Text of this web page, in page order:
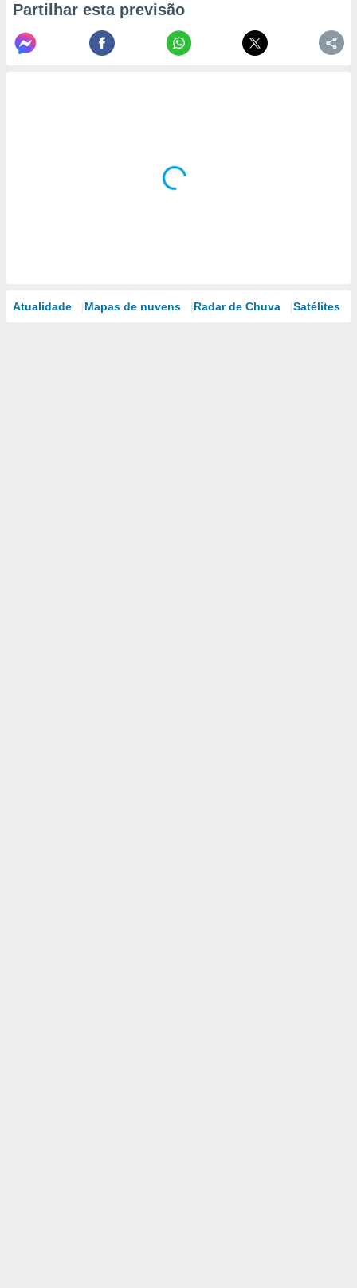
Partilhar esta previsão
Atualidade Mapas de nuvens Radar de Chuva Satélites